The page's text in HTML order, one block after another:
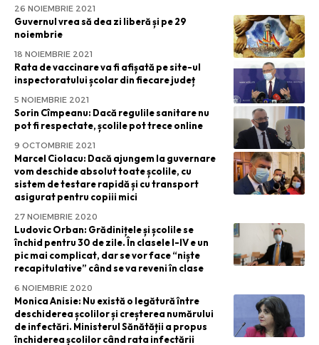
26 NOIEMBRIE 2021
Guvernul vrea să dea zi liberă și pe 29
noiembrie
18 NOIEMBRIE 2021
Rata de vaccinare va fi afișată pe site-ul
inspectoratului școlar din fiecare județ
5 NOIEMBRIE 2021
Sorin Cîmpeanu: Dacă regulile sanitare nu
pot fi respectate, școlile pot trece online
9 OCTOMBRIE 2021
Marcel Ciolacu: Dacă ajungem la guvernare
vom deschide absolut toate școlile, cu
sistem de testare rapidă și cu transport
asigurat pentru copiii mici
27 NOIEMBRIE 2020
Ludovic Orban: Grădinițele și școlile se
închid pentru 30 de zile. În clasele I-IV e un
pic mai complicat, dar se vor face “niște
recapitulative” când se va reveni în clase
6 NOIEMBRIE 2020
Monica Anisie: Nu există o legătură între
deschiderea școlilor și creșterea numărului
de infectări. Ministerul Sănătății a propus
închiderea școlilor când rata infectării